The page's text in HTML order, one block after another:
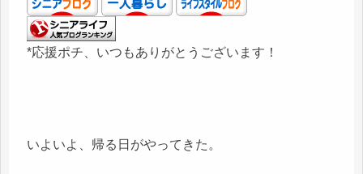
*応援ポチ、いつもありがとうございます！
いよいよ、帰る日がやってきた。